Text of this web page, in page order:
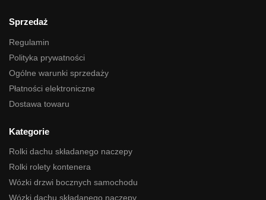
Sprzedaż
Regulamin
Polityka prywatności
Ogólne warunki sprzedaży
Płatności elektroniczne
Dostawa towaru
Kategorie
Rolki dachu składanego naczepy
Rolki rolety kontenera
Wózki drzwi bocznych samochodu
Wózki dachu składanego naczepy